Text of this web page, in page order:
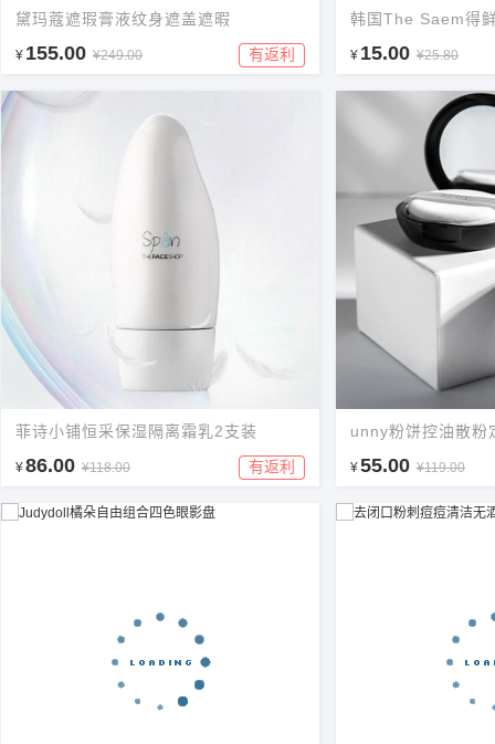
黛玛蔻遮瑕膏液纹身遮盖遮暇
¥ 155.00 ¥249.00 有返利
韩国The Saem得
¥ 15.00 ¥25.80
菲诗小铺恒采保湿隔离霜乳2支装
¥86.00 ¥118.00 有返利
unny粉饼控油散粉
¥55.00 ¥119.00